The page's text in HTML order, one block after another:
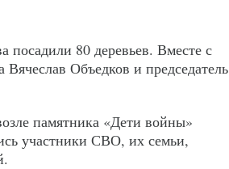
посадили 80 деревьев. Вместе с
Объедков и председатель
памятника «Дети войны»
участники СВО, их семьи,